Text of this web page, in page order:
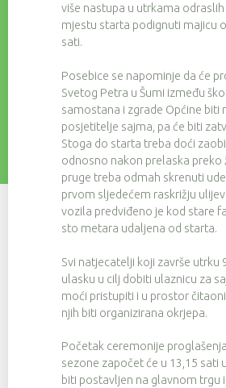
više nastupa u utrkama
mjestu starta podignuti majicu
sati.
Posebice se napominje da će
Svetog Petra u Šumi između
samostana i zgrade Općine biti
posjetitelje sajma, pa će biti
Stoga do starta treba doći
odnosno nakon prelaska preko
pruge treba odmah skrenuti
prvom sljedećem raskrižju
vozila predviđeno je kod stare
sto metara udaljena od starta.
Svi natjecatelji koji završe utrku
ulasku u cilj dobiti ulaznicu za
moći pristupiti i u prostor
njih biti organizirana okrjepa.
Početak ceremonije
sezone započet će u 13,15 sati
biti postavljen na glavnom trgu